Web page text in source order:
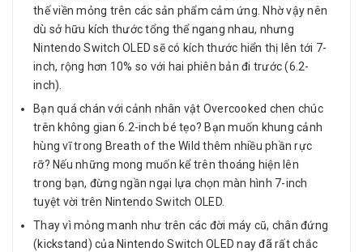
thế viền mỏng trên các sản phẩm cảm ứng. Nhờ vậy nên
dù sở hữu kích thước tổng thể ngang nhau, nhưng
Nintendo Switch OLED sẽ có kích thước hiển thị lên tới 7-
inch, rộng hơn 10% so với hai phiên bản đi trước (6.2-
inch).
Bạn quá chán với cảnh nhân vật Overcooked chen chúc
trên không gian 6.2-inch bé tẹo? Bạn muốn khung cảnh
hùng vĩ trong Breath of the Wild thêm nhiều phần rực
rỡ? Nếu những mong muốn kể trên thoáng hiện lên
trong bạn, đừng ngần ngại lựa chọn màn hình 7-inch
tuyệt vời trên Nintendo Switch OLED.
Thay vì mỏng manh như trên các đời máy cũ, chân đứng
(kickstand) của Nintendo Switch OLED nay đã rất chắc